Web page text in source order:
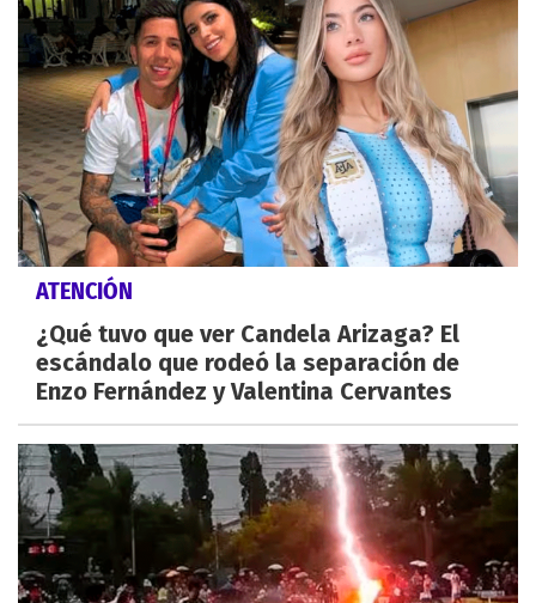
ATENCIÓN
¿Qué tuvo que ver Candela Arizaga? El
escándalo que rodeó la separación de
Enzo Fernández y Valentina Cervantes